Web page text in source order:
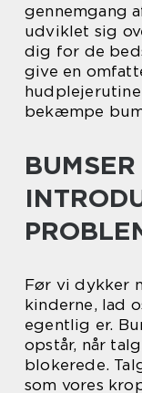
gennemgang
udviklet sig
dig for de
give en
bekæmpe
Før vi dykker
kinderne, lad
egentlig er.
opstår, når
blokerede.
som vores